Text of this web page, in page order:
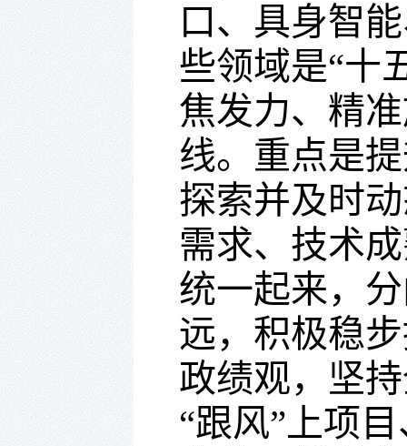
口、具身智
些领域是“十
焦发力、精
线。重点是
探索并及时
需求、技术
统一起来，
远，积极稳
政绩观，坚
“跟风”上项